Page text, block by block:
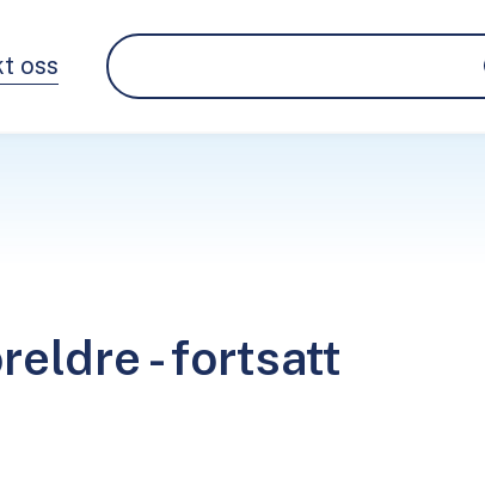
oss
- fortsatt